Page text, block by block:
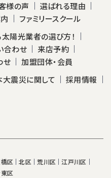
様の声
選ばれる理由
ファミリースクール
陽光業者の選び方！
合わせ
来店予約
せ
加盟団体・会員
大震災に関して
採用情報
区 北区 荒川区
江戸川区
区